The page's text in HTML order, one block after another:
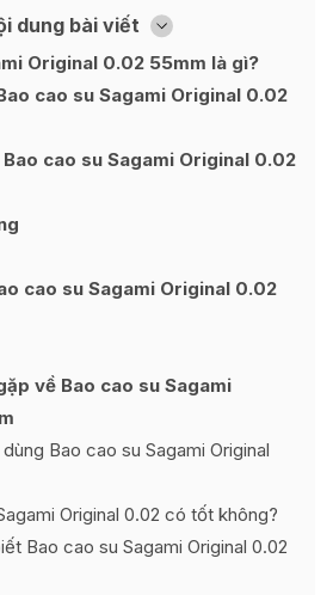
dung bài viết [
Ẩn
Original 0.02 55mm là gì?
cao su Sagami Original 0.02
cao su Sagami Original 0.02
cao su Sagami Original 0.02
về Bao cao su Sagami
Bao cao su Sagami Original
Original 0.02 có tốt không?
Bao cao su Sagami Original 0.02